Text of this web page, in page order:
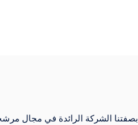
بصفتنا الشركة الرائدة في مجال